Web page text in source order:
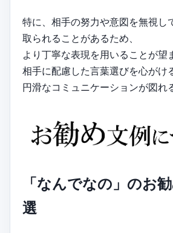
特に、相手の努力や意図を無視し
取られることがあるため、
より丁寧な表現を用いることが望
相手に配慮した言葉選びを心がけ
円滑なコミュニケーションが図れ
「なんでなの」のお
選